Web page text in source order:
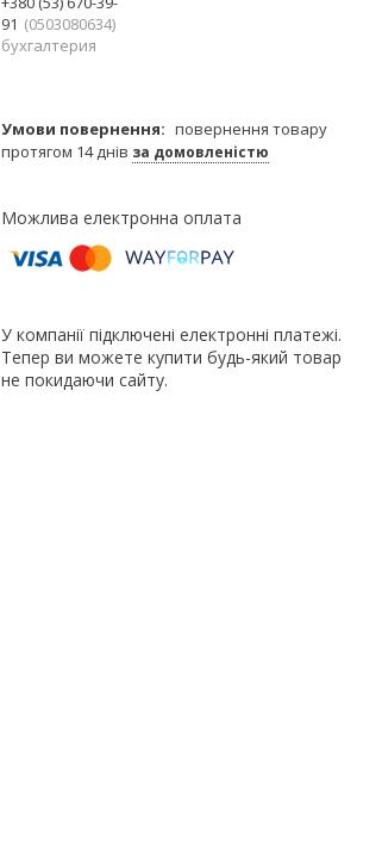
91
0503080634
бухгалтерия
повернення товару
протягом 14 днів за домовленістю
У компанії підключені електронні платежі.
Тепер ви можете купити будь-який товар
не покидаючи сайту.